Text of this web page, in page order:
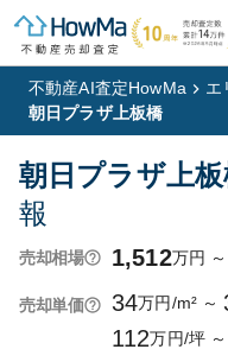
不動産AI査定HowMa エ
朝日プラザ上板橋
朝日プラザ上
報
売却相場 1,512万円 ～
売却単価 34万円/m² ～
112万円/坪 ～